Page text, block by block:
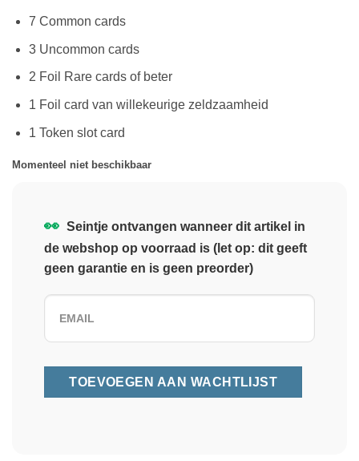
7 Common cards
3 Uncommon cards
2 Foil Rare cards of beter
1 Foil card van willekeurige zeldzaamheid
1 Token slot card
Momenteel niet beschikbaar
👀 Seintje ontvangen wanneer dit artikel in
de webshop op voorraad is (let op: dit geeft
geen garantie en is geen preorder)